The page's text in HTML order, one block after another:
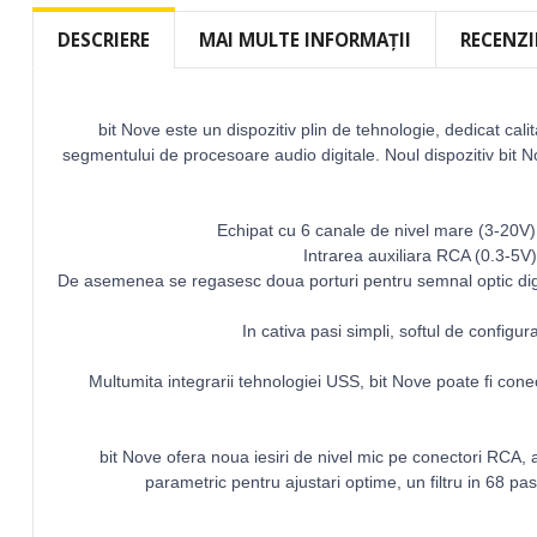
to
beginning
DESCRIERE MAI MULTE INFORMAȚII
bit Nove este un dispozitiv plin de tehnologie, dedicat
segmentului de procesoare audio digitale. Noul dispozitiv bit
Echipat cu 6 canale de nivel mare (3-
Intrarea auxiliara RCA (0.3-
De asemenea se regasesc doua porturi pentru semnal optic
In cativa pasi simpli, softul de
Multumita integrarii tehnologiei USS, bit Nove poate fi
bit Nove ofera noua iesiri de nivel mic pe conectori
parametric pentru ajustari optime, un filtru in 68